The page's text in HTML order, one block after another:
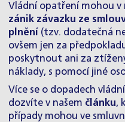
Vládní opatření mohou
zánik závazku ze
plnění (tzv. dodatečná
ovšem jen za
poskytnout ani za
náklady, s pomocí jiné
Více se o dopadech
dozvíte v našem článku,
případy mohou ve